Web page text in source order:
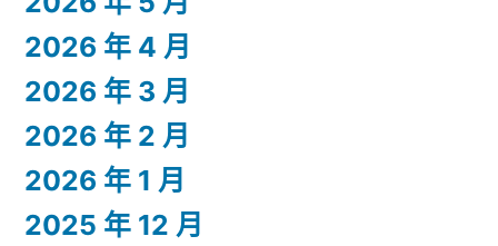
2026 年 4 月
2026 年 3 月
2026 年 2 月
2026 年 1 月
2025 年 12 月